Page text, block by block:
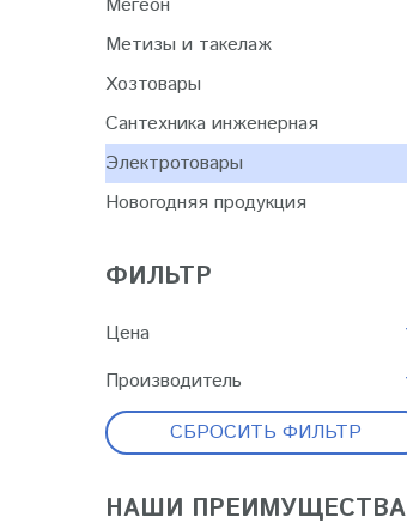
Метизы и такелаж
Хозтовары
Сантехника инженерная
Электротовары
Новогодняя продукция
ФИЛЬТР
Цена
Производитель
СБРОСИТЬ ФИЛЬТР
НАШИ ПРЕИМУЩЕСТВА